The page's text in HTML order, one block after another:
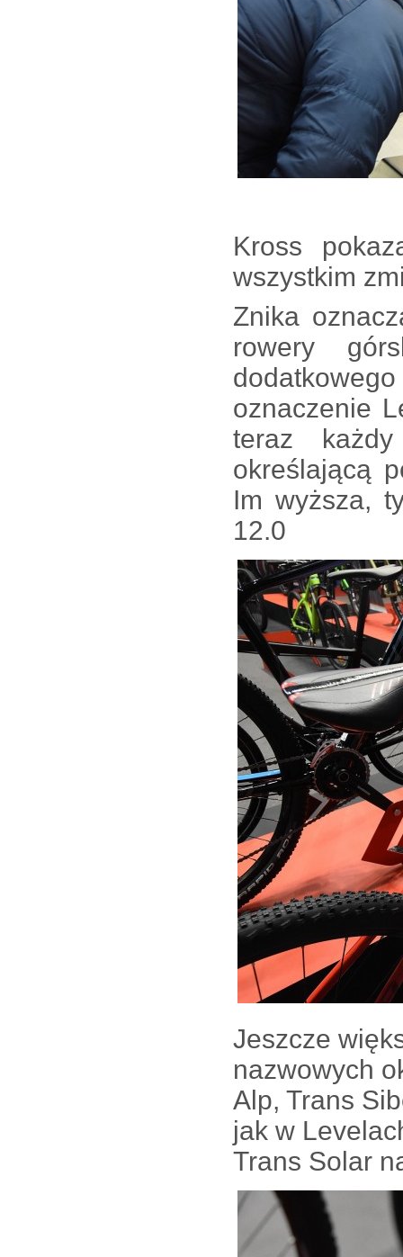
Kross
wszystkim
Znika
rowery
oznaczenie
teraz
określającą
Im wyższa,
12.0
Jeszcze
nazwowych
Alp, Trans
jak w
Trans Solar